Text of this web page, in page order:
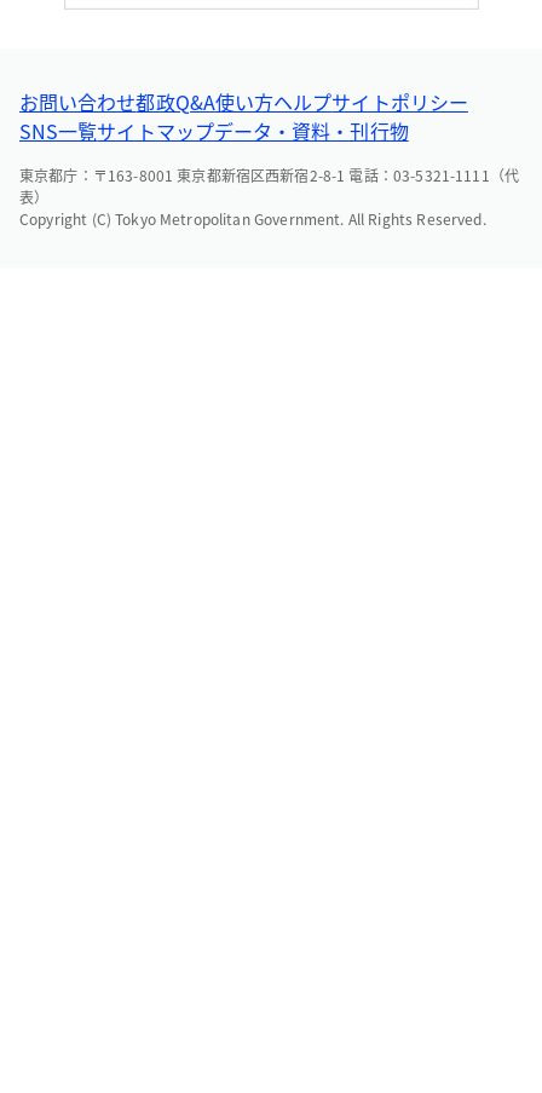
お問い合わせ都政Q&A使い方ヘルプサイトポリシー
SNS一覧サイトマップデータ・資料・刊行物
東京都庁：〒163-8001 東京都新宿区西新宿2-8-1 電話：03-5321-1111（代
表）
Copyright (C) Tokyo Metropolitan Government. All Rights Reserved.